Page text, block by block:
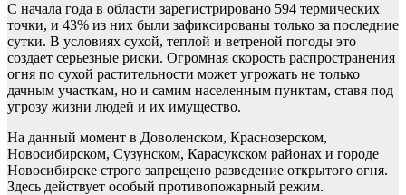
С начала года в области зарегистрировано 594 термических
точки, и 43% из них были зафиксированы только за последние
сутки. В условиях сухой, теплой и ветреной погоды это
создает серьезные риски. Огромная скорость распространения
огня по сухой растительности может угрожать не только
дачным участкам, но и самим населенным пунктам, ставя под
угрозу жизни людей и их имущество.
На данный момент в Доволенском, Краснозерском,
Новосибирском, Сузунском, Карасукском районах и городе
Новосибирске строго запрещено разведение открытого огня.
Здесь действует особый противопожарный режим.